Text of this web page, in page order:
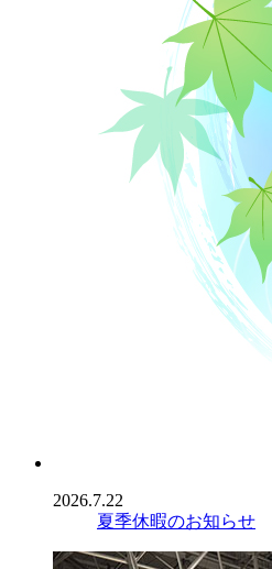
2026.7.22
夏季休暇のお知らせ